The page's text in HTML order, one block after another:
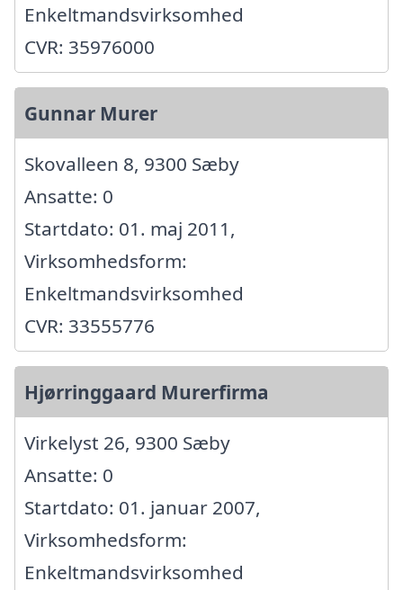
Enkeltmandsvirksomhed
CVR: 35976000
Gunnar Murer
Skovalleen 8, 9300 Sæby
Ansatte: 0
Startdato: 01. maj 2011,
Virksomhedsform:
Enkeltmandsvirksomhed
CVR: 33555776
Hjørringgaard Murerfirma
Virkelyst 26, 9300 Sæby
Ansatte: 0
Startdato: 01. januar 2007,
Virksomhedsform:
Enkeltmandsvirksomhed